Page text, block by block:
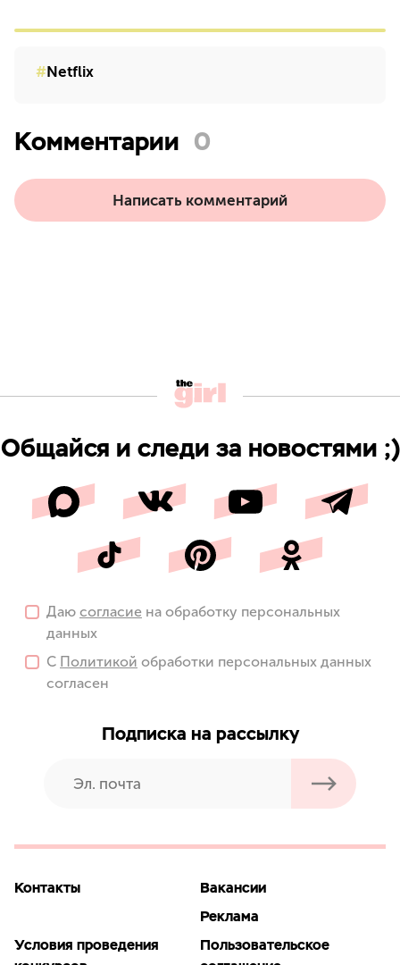
Netflix
Комментарии 0
Написать комментарий
Общайся и следи за новостями ;)
Даю согласие на обработку персональных
данных
С Политикой обработки персональных данных
согласен
Подписка на рассылку
Контакты
Вакансии
Реклама
Условия проведения
Пользовательское